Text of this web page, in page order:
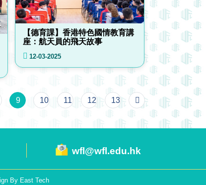
【德育課】香港特色國情教育講
座：航天員的飛天故事
12-03-2025
9 10 11 12 13
wfl@wfl.edu.hk
By East Tech